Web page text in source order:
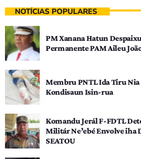
NOTÍCIAS POPULARES
PM Xanana Hatun
Permanente PAM Aileu
Membru PNTL Ida Tiru Nia
Kondisaun Isin-rua
Komandu Jerál F-FDTL
Militár Ne’ebé Envolve
SEATOU